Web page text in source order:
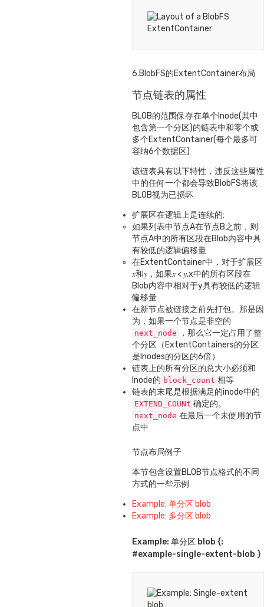
6.BlobFS的ExtentContainer布局
节点链表的属性
BLOB的范围保存在单个Inode(其中
包含第一个分区)的链表中和零个或
多个ExtentContainer(每个最多可
容纳6个数据区)
该链表具有以下特性，违反这些属性
中的任何一个都会导致BlobFS将该
BLOB视为已损坏
扩展区在逻辑上是连续的:
如果列表中节点A在节点B之前，则
节点A中的所有区段在Blob内容中具
有较低的逻辑偏移量
在ExtentContainer中，对于扩展区
𝑥和𝑦，如果𝑥 < 𝑦,x中的所有区段在
Blob内容中相对于y具有较低的逻辑
偏移量
在新节点被链接之前先打包。那是因
为，如果一个节点是非空的
next_node
，那么它一定占用了整
个分区（ExtentContainers的分区
是Inodes的分区的6倍）
链表上的所有分区的总大小必须和
Inode的 block_count 相等
链表的末尾是根据满足的inode中的
EXTEND_COUNt 确定的。
next_node 在最后一个未使用的节
点中
节点布局例子
本节包含设置BLOB节点格式的不同
方式的一些示例
Example: 单分区 blob
Example: 多分区 blob
Example: 单分区 blob {:
#example-single-extent-blob }